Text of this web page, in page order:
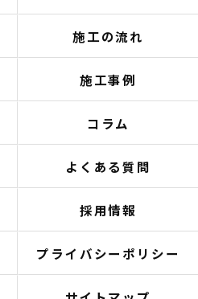
施工の流れ
施工事例
コラム
よくある質問
採用情報
プライバシーポリシー